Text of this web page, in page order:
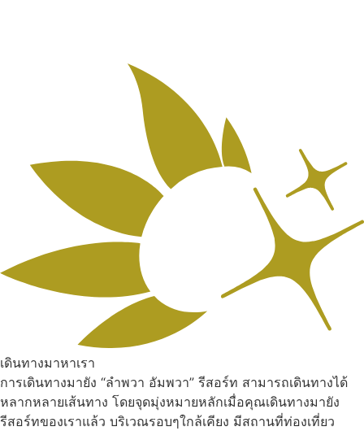
เดินทางมาหาเรา
การเดินทางมายัง “ลำพวา อัมพวา” รีสอร์ท สามารถเดินทางได้
หลากหลายเส้นทาง โดยจุดมุ่งหมายหลักเมื่อคุณเดินทางมายัง
รีสอร์ทของเราแล้ว บริเวณรอบๆใกล้เคียง มีสถานที่ท่องเที่ยว